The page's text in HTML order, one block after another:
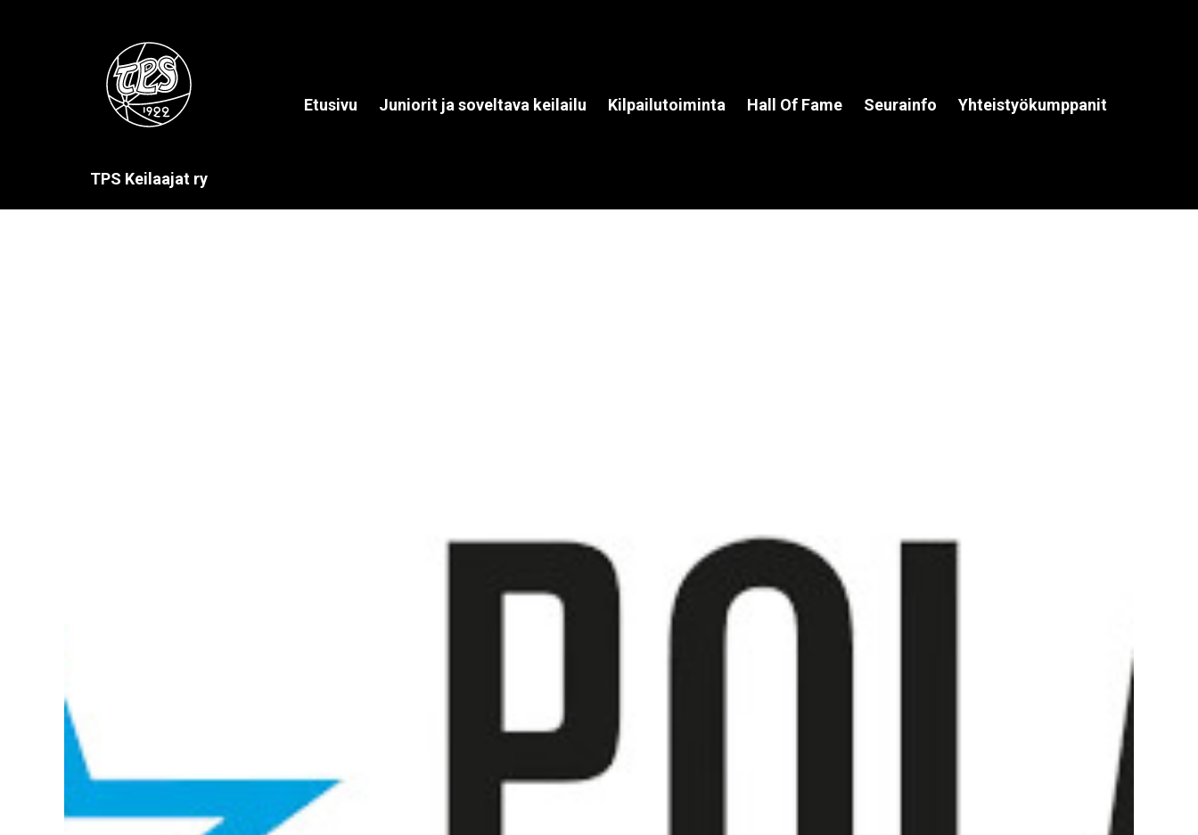
TPS Keilaajat ry
Etusivu Juniorit ja soveltava keilailu Kilpailutoiminta Hall Of Fame Seurainfo Yhteistyökumppanit